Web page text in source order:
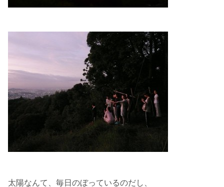
太陽なんて、毎日のぼっているのだし、